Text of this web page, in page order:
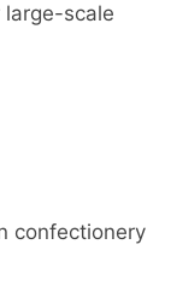
large-scale
confectionery